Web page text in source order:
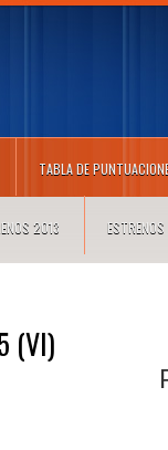
TABLA DE
2013
(VI)